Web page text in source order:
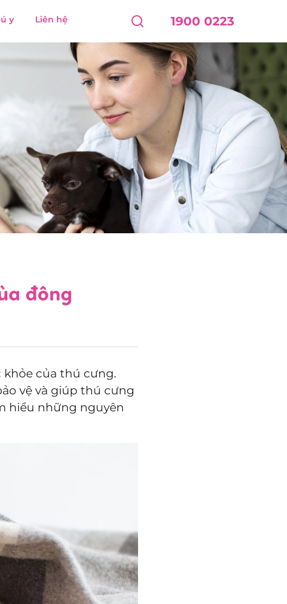
y Liên hệ 1900 0223
đông
của thú cưng.
vệ và giúp thú cưng
hiểu những nguyên